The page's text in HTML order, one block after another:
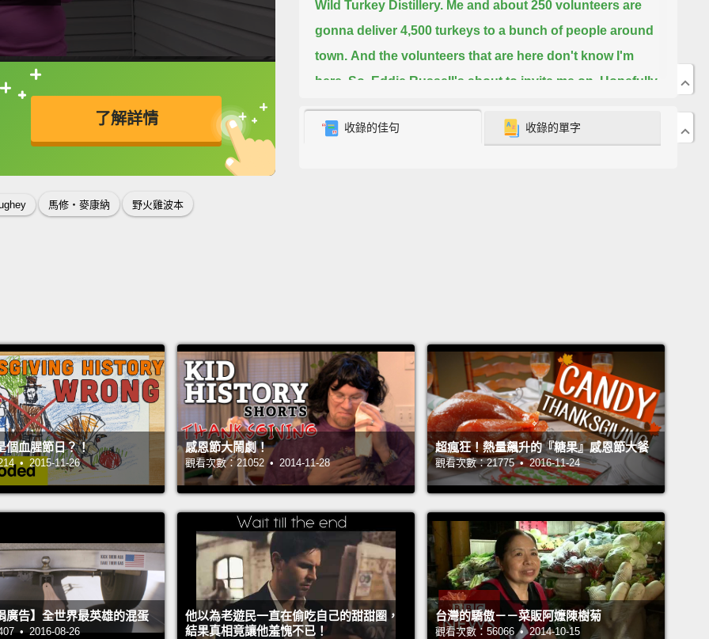
了解詳情
接查字典喔！
英
馬修‧麥康納 野火雞波本
Wild Turkey Distillery. Me and about 250 volunteers are
gonna deliver 4,500 turkeys to a bunch of people around
town. And the volunteers that are here don't know I'm
here. So, Eddie Russell's about to invite me on. Hopefully
we'll surprise them. And it's my birthday.
早安。我們現在在肯塔基州勞倫斯堡的野火雞酒廠。我和大概
And when they said, "Hey, do you wanna come at here
and deliver 4,500 turkeys on a Saturday to some people
who are gonna appreciate it?" I said, "Sounds like a heck
of a deal." So, here we are. Let's go make some people
happy.
早安。你們知道，勞倫斯堡的居民是他們公司的核心、公司的
支柱。 所以當他們說：「嘿，你想來這裡，然後在星期六送
4,500 隻火雞給一些收到會很開心的人嗎？」我回：「聽起來
很不賴。」所以，我們就在這啦。一起去帶給一些人歡樂吧。
Yeah, we've got some people that'll be sort of crazy
probably when they see you.
收錄的佳句 收錄的單字
個血腥節日？！
• 2015-11-26
感恩節大鬧劇！
觀看次數：21052 • 2014-11-28
超瘋狂！熱量飆升的『糖果』感恩節大餐
觀看次數：21775 • 2016-11-24
廣告】全世界最英雄的混蛋
• 2016-08-26
他以為老遊民一直在偷吃自己的甜甜圈，
結果真相竟讓他羞愧不已！
台灣的驕傲－－菜販阿嬤陳樹菊
觀看次數：56066 • 2014-10-15